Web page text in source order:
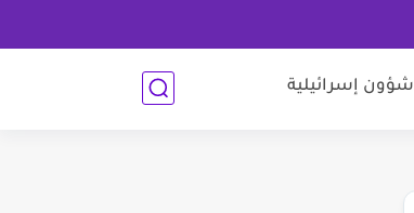
شؤون إسرائيلية